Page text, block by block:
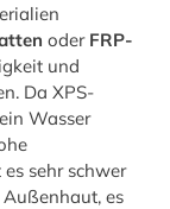
oder FRP-
und
Da XPS-
Wasser
sehr schwer
es